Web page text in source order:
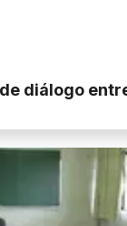
diálogo